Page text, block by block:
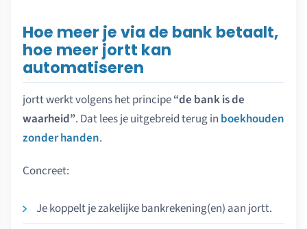
Hoe meer je via de bank betaalt,
hoe meer jortt kan
automatiseren
jortt werkt volgens het principe“de bank is de
waarheid”. Dat lees je uitgebreid terug in boekhouden
zonder handen.
Concreet:
Je koppelt je zakelijke bankrekening(en) aan jortt.